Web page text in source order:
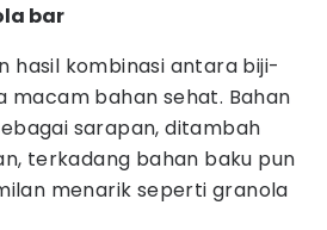
bar
hasil kombinasi antara biji-
macam bahan sehat. Bahan
sarapan, ditambah
terkadang bahan baku pun
menarik seperti granola